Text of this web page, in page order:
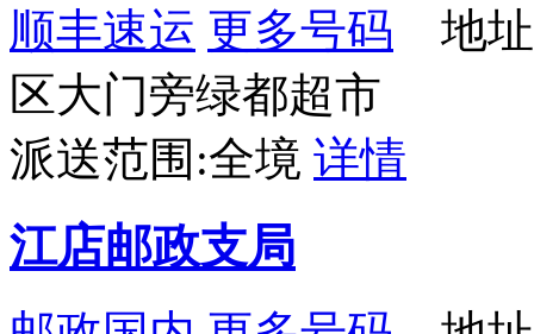
顺丰速运 更多号码 地址
区大门旁绿都超市
派送范围:全境 详情
江店邮政支局